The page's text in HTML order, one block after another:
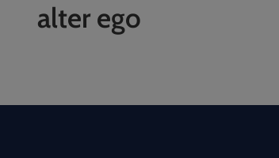
alter ego